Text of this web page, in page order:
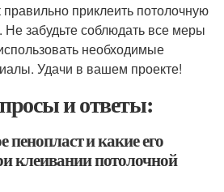
приклеить потолочную
Не забудьте соблюдать все меры
необходимые
Удачи в вашем проекте!
и ответы:
пенопласт и какие его
клеивании потолочной